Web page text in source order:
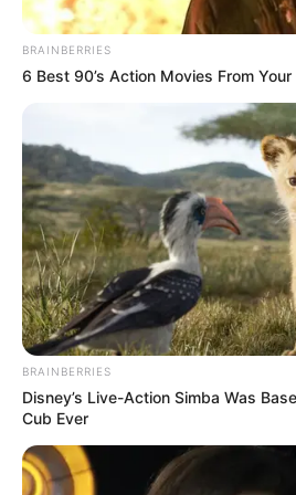
RCN RADIO
Cárcel El Pedregal de Medellín
Por:
Charlyn García Vélez
Agosto 14, 2025
BRAINBERRIES
6 Best 90’s Action Movies From Your
BRAINBERRIES
Disney’s Live-Action Simba Was
Cub Ever